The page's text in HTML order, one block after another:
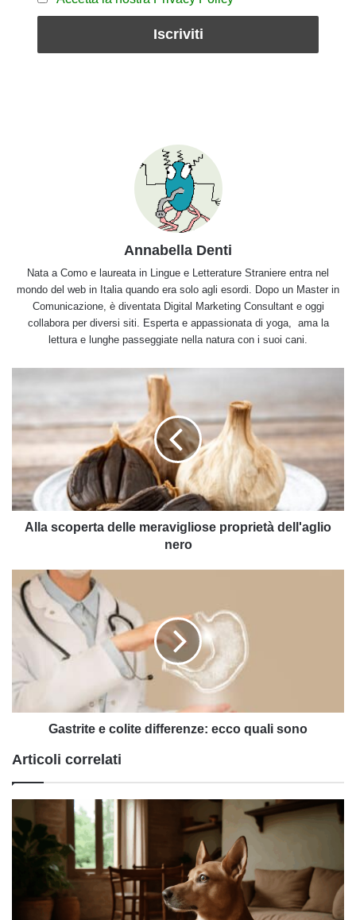
Annabella Denti
Nata a Como e laureata in Lingue e Letterature Straniere entra nel
mondo del web in Italia quando era solo agli esordi. Dopo un Master in
Comunicazione, è diventata Digital Marketing Consultant e oggi
collabora per diversi siti. Esperta e appassionata di yoga, ama la
lettura e lunghe passeggiate nella natura con i suoi cani.
meravigliose
proprietà
dell'aglio
nero
Alla scoperta delle meravigliose proprietà dell'aglio
nero
Gastrite
colite
differenze:
ecco
quali
sono
Gastrite e colite differenze: ecco quali sono
Articoli correlati